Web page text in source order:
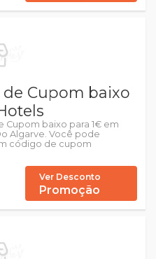
Cupom baixo
baixo para 1€ em
Algarve. Você pode
código de cupom
Ver Desconto
Promoção